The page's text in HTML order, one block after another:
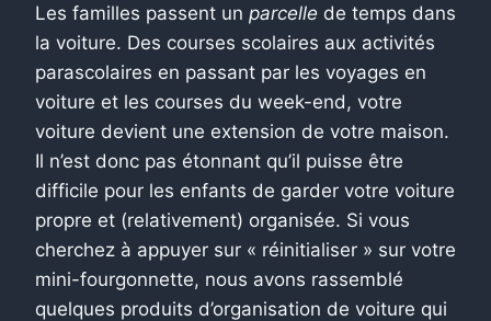
Les familles passent un parcelle de temps dans
la voiture. Des courses scolaires aux activités
parascolaires en passant par les voyages en
voiture et les courses du week-end, votre
voiture devient une extension de votre maison.
Il n’est donc pas étonnant qu’il puisse être
difficile pour les enfants de garder votre voiture
propre et (relativement) organisée. Si vous
cherchez à appuyer sur « réinitialiser » sur votre
mini-fourgonnette, nous avons rassemblé
quelques produits d’organisation de voiture qui